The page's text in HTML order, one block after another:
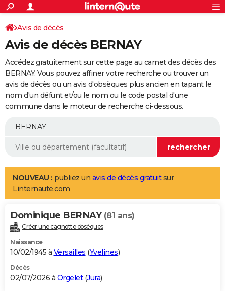
ACTUALITÉS
Politique
Société
Faits Divers
Education
Monde
Villes
+
SPORT
Coupe du monde 2026
Football
Tennis
Cyclisme
Rugby
Forum
Programme TV
TNT
Streaming
Cinéma
Sorties cinéma
Musique
+
FINANCE
Retraite
Epargne
Immobilier
Risques naturels par ville
Banque
Assurance
AUTO
Essais
Réserver un essai
Citadines
Berlines
SUV
Forum auto
+
Mobiles
Meilleur smartphone
Internet
Ordinateurs
Jeux vidéo
Guide high-tech
Aménagement intérieur
LIFESTYLE
Art de vivre
Bien-être
Loisirs
Mode
Modes de vie
Alimentation
Guide de la santé
Maladies
Médicaments
Sommeil
VOYAGE
Destinations
City break
Voyage nature
Voyage de noces
Forum
Climat
+PHOTO
GUIDES D'ACHAT
BONS PLANS
Avis de décès
Avis de décès BERNAY
Accédez gratuitement sur cette page au carnet des décès des
BERNAY. Vous pouvez affiner votre recherche ou trouver un
avis de décès ou un avis d'obsèques plus ancien en tapant le
nom d'un défunt et/ou le nom ou le code postal d'une
commune dans le moteur de recherche ci-dessous.
NOUVEAU : publiez un avis de décès gratuitsur
Linternaute.com
Dominique BERNAY (81 ans)
Créer une cagnotte obsèques
Naissance
10/02/1945 à Versailles (Yvelines)
Décès
02/07/2026 à Orgelet(Jura)